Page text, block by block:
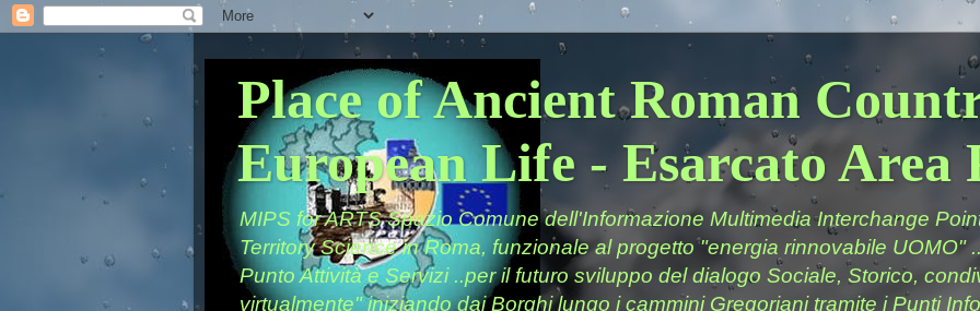
Place of Ancient Roman
European Life - Esarcato Area
MIPS for ARTS Spazio Comune dell'Informazione Multimedia Interchange
Territory Science in Roma, funzionale al progetto "energia rinnovabile UOMO"
Punto Attività e Servizi ..per il futuro sviluppo del dialogo Sociale, Storico,
virtualmente" iniziando dai Borghi lungo i cammini Gregoriani tramite i Punti